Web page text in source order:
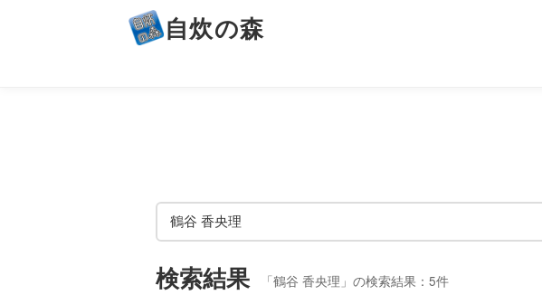
自炊の森
検索結果 「鶴谷 香央理」の検索結果：5件